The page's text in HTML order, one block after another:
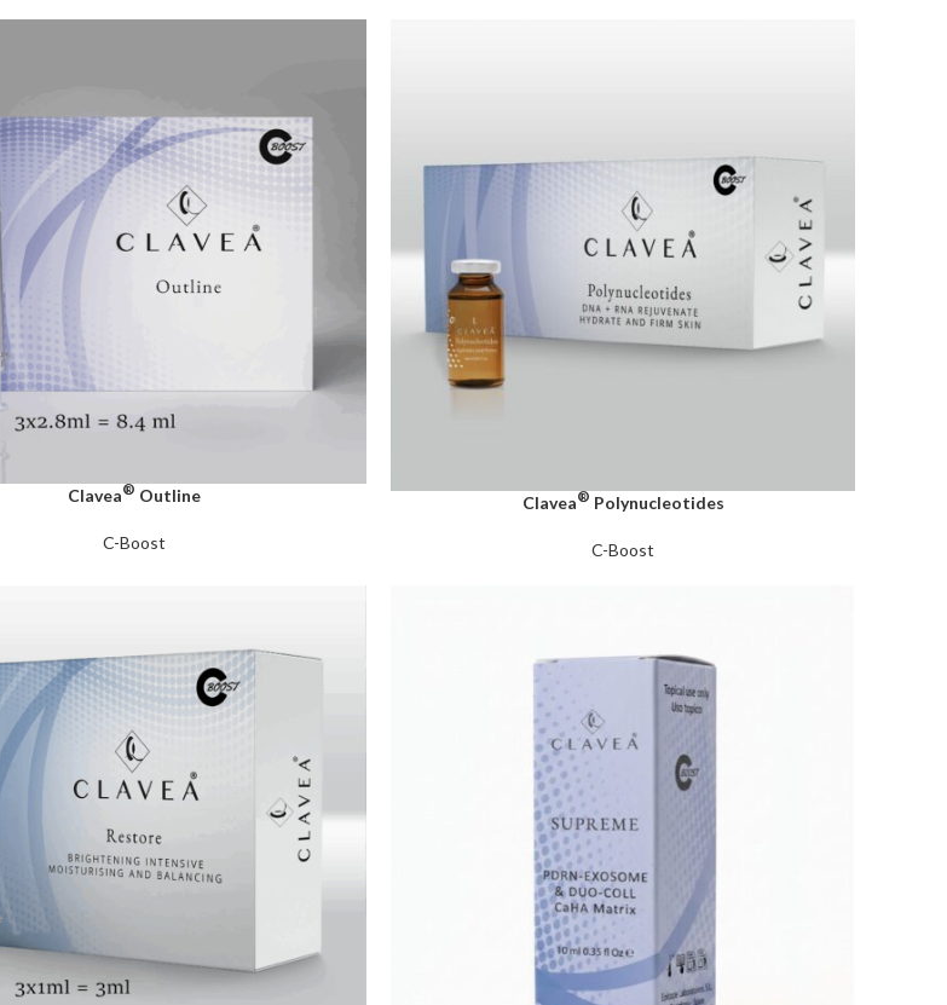
Clavea® Outline
C-Boost
Clavea® Polynucleotides
C-Boost